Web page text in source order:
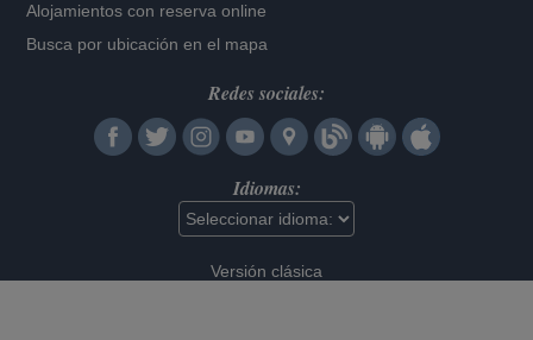
Alojamientos con reserva online
Busca por ubicación en el mapa
Redes sociales:
Idiomas:
Versión clásica